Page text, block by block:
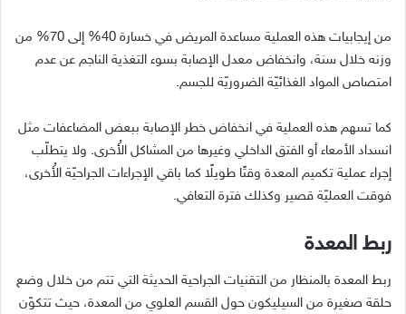
من إيجابيات هذه العملية مساعدة المريض في خسارة إلى
من
وزنه خلال سنة، وانخفاض معدل الإصابة بسوء التغذية الناجم عن عدم
امتصاص المواد الغذائيّة الضروريّة للجسم.
كما تسهم هذه العملية في انخفاض خطر الإصابة ببعض المضاعفات مثل
انسداد الأمعاء أو الفتق الداخلي وغيرها من المشاكل الأُخرى. ولا يتطلّب
إجراء عملية تكميم المعدة وقتًا طويلًا كما باقي الإجراءات الجراحيّة الأُخرى،
فوقت العمليّة قصير وكذلك فترة التعافي.
ربط المعدة
ربط المعدة بالمنظار من التقنيات الجراحية الحديثة التي تتم من خلال وضع
حلقة صغيرة من السيليكون حول القسم العلوي من المعدة، حيث تتكوّن